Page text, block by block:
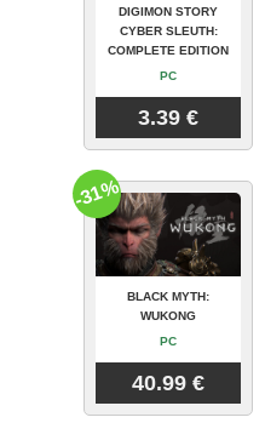
DIGIMON STORY
CYBER SLEUTH:
COMPLETE EDITION
PC
3.39 €
BLACK MYTH:
WUKONG
PC
40.99 €
-31%